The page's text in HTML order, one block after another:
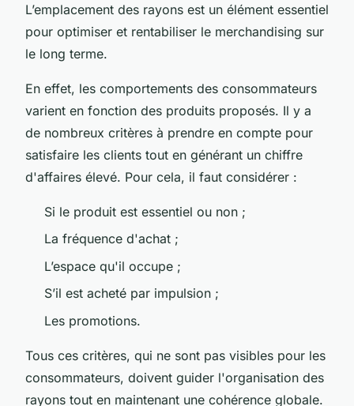
L’emplacement des rayons est un élément essentiel
pour optimiser et rentabiliser le merchandising sur
le long terme.
En effet, les comportements des consommateurs
varient en fonction des produits proposés. Il y a
de nombreux critères à prendre en compte pour
satisfaire les clients tout en générant un chiffre
d'affaires élevé. Pour cela, il faut considérer :
Si le produit est essentiel ou non ;
La fréquence d'achat ;
L’espace qu'il occupe ;
S’il est acheté par impulsion ;
Les promotions.
Tous ces critères, qui ne sont pas visibles pour les
consommateurs, doivent guider l'organisation des
rayons tout en maintenant une cohérence globale.